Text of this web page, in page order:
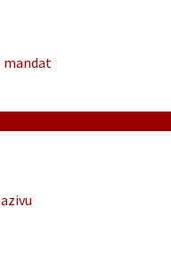
mandat